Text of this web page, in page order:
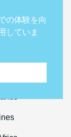
の体験を向
していま